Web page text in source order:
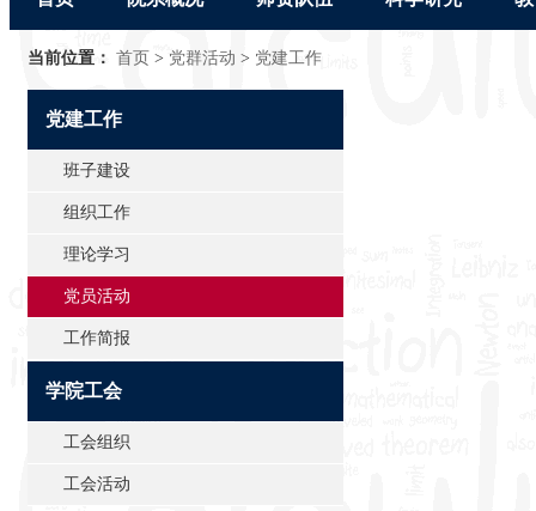
当前位置： 首页 > 党群活动 > 党建工作
党建工作
班子建设
组织工作
理论学习
党员活动
工作简报
学院工会
工会组织
工会活动